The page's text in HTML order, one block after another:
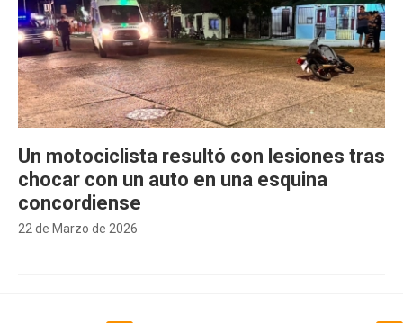
22 de Marzo de 2026
Un motociclista resultó con lesiones tras
chocar con un auto en una esquina
concordiense